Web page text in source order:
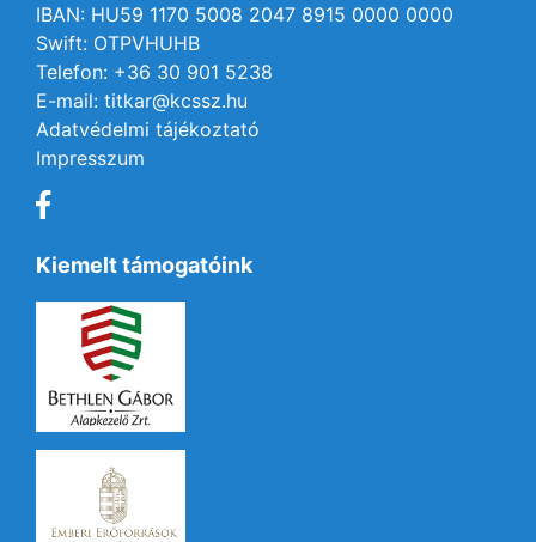
IBAN: HU59 1170 5008 2047 8915 0000 0000
Swift: OTPVHUHB
Telefon: +36 30 901 5238
E-mail: titkar@kcssz.hu
Adatvédelmi tájékoztató
Impresszum
Kiemelt támogatóink